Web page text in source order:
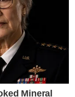
Mineral